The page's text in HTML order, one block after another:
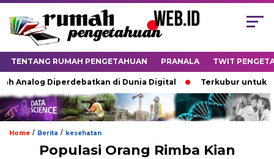
TENTANG RUMAH PENGETAHUAN PRANALA TWIT
Diperdebatkan di Dunia Digital Terkubur untuk Hidup
Home / Berita / kesehatan
Populasi Orang Rimba Kian